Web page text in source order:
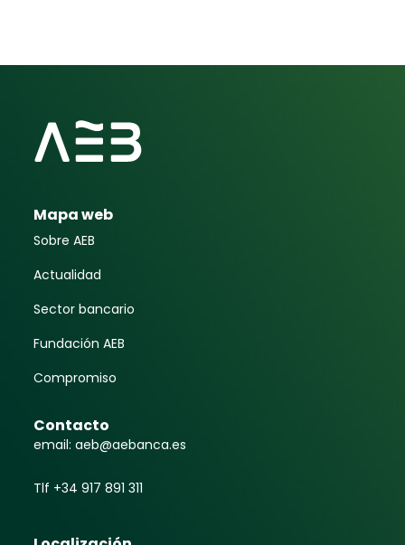
Mapa web
Sobre AEB
Actualidad
Sector bancario
Fundación AEB
Compromiso
Contacto
email: aeb@aebanca.es
Tlf +34 917 891 311